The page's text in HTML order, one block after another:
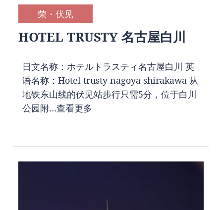
荣・伏见
HOTEL TRUSTY 名古屋白川
日文名称：ホテルトラスティ名古屋白川 英
语名称：Hotel trusty nagoya shirakawa 从
地铁东山线的伏见站步行只需5分，位于白川
公园附…查看更多